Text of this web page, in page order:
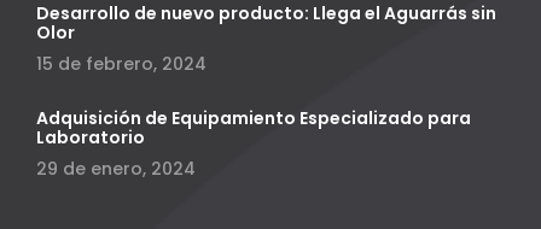
Desarrollo de nuevo producto: Llega el Aguarrás sin
Olor
15 de febrero, 2024
Adquisición de Equipamiento Especializado para
Laboratorio
29 de enero, 2024